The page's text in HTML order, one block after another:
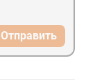
Отправить